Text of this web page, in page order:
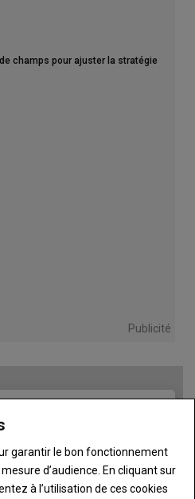
champs pour ajuster la stratégie
Publicité
de 85€
garantir le bon fonctionnement
d’audience. En cliquant sur
à l’utilisation de ces cookies